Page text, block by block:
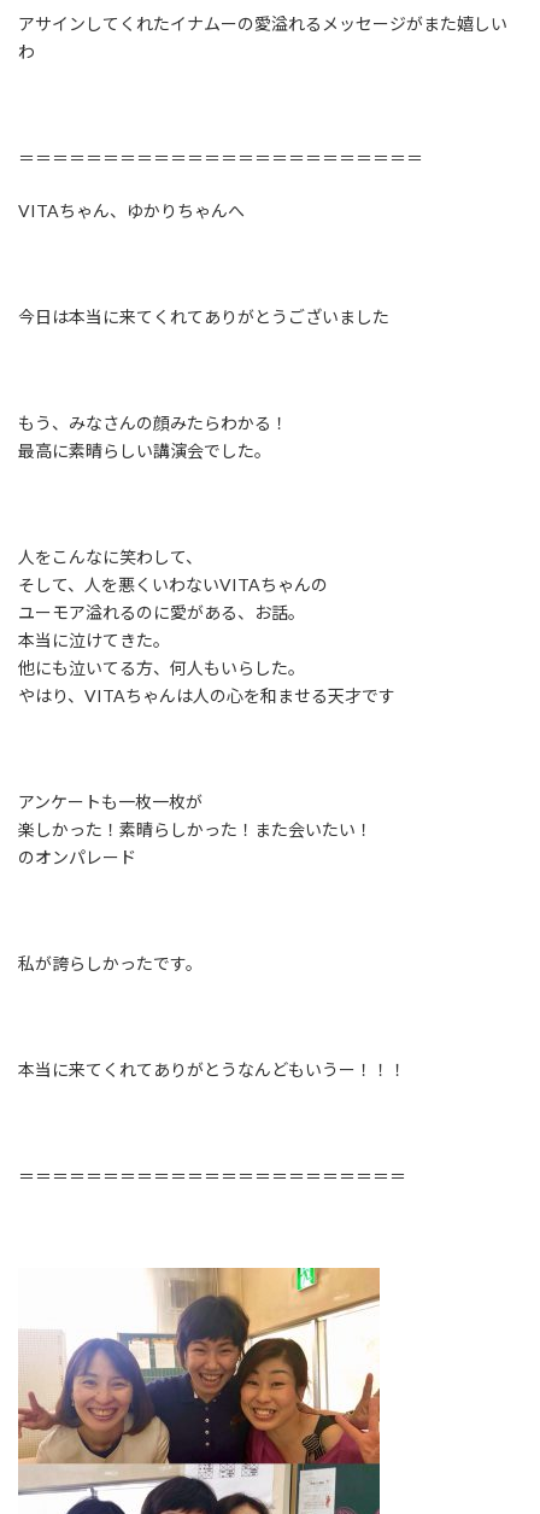
アサインしてくれたイナムーの愛溢れるメッセージがまた嬉しい
わ
＝＝＝＝＝＝＝＝＝＝＝＝＝＝＝＝＝＝＝＝＝＝＝＝
VITAちゃん、ゆかりちゃんへ
今日は本当に来てくれてありがとうございました
もう、みなさんの顔みたらわかる！
最高に素晴らしい講演会でした。
人をこんなに笑わして、
そして、人を悪くいわないVITAちゃんの
ユーモア溢れるのに愛がある、お話。
本当に泣けてきた。
他にも泣いてる方、何人もいらした。
やはり、VITAちゃんは人の心を和ませる天才です
アンケートも一枚一枚が
楽しかった！素晴らしかった！また会いたい！
のオンパレード
私が誇らしかったです。
本当に来てくれてありがとう なんどもいうー！！！
＝＝＝＝＝＝＝＝＝＝＝＝＝＝＝＝＝＝＝＝＝＝＝